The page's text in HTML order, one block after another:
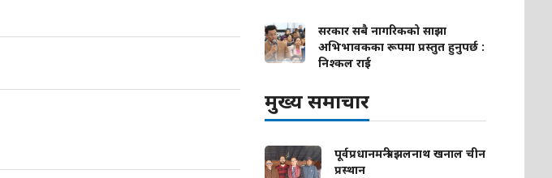
सरकार सबै नागरिकको साझा
अभिभावकका रूपमा प्रस्तुत हुनुपर्छ :
निश्कल राई
मुख्य समाचार
पूर्वप्रधानमन्त्री झलनाथ खनाल चीन
प्रस्थान